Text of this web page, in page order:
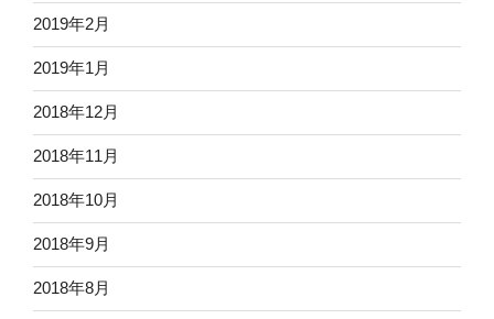
2019年2月
2019年1月
2018年12月
2018年11月
2018年10月
2018年9月
2018年8月